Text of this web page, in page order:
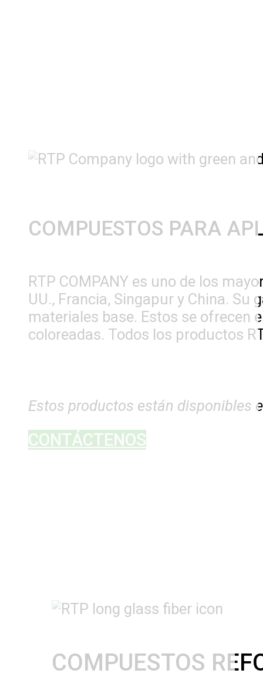
COMPUESTOS PARA
RTP COMPANY es uno de los
UU., Francia, Singapur y China.
materiales base. Estos se ofrecen
coloreadas. Todos los productos
Estos productos están disponibles
CONTÁCTENOS
COMPUESTOS